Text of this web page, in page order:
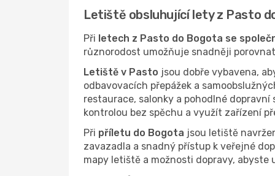
Letiště obsluhující lety z Pasto
Při letech z Pasto do Bogota se
různorodost umožňuje snadněji
Letiště v Pasto jsou dobře vybavena,
odbavovacích přepážek a
restaurace, salonky a pohodlné
kontrolou bez spěchu a využít zařízení
Při příletu do Bogota jsou letiště
zavazadla a snadný přístup k veřejné
mapy letiště a možnosti dopravy,